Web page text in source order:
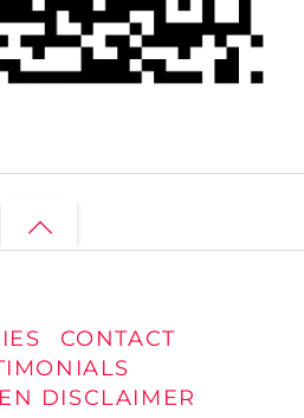
Back
CONTACT
DISCLAIMER